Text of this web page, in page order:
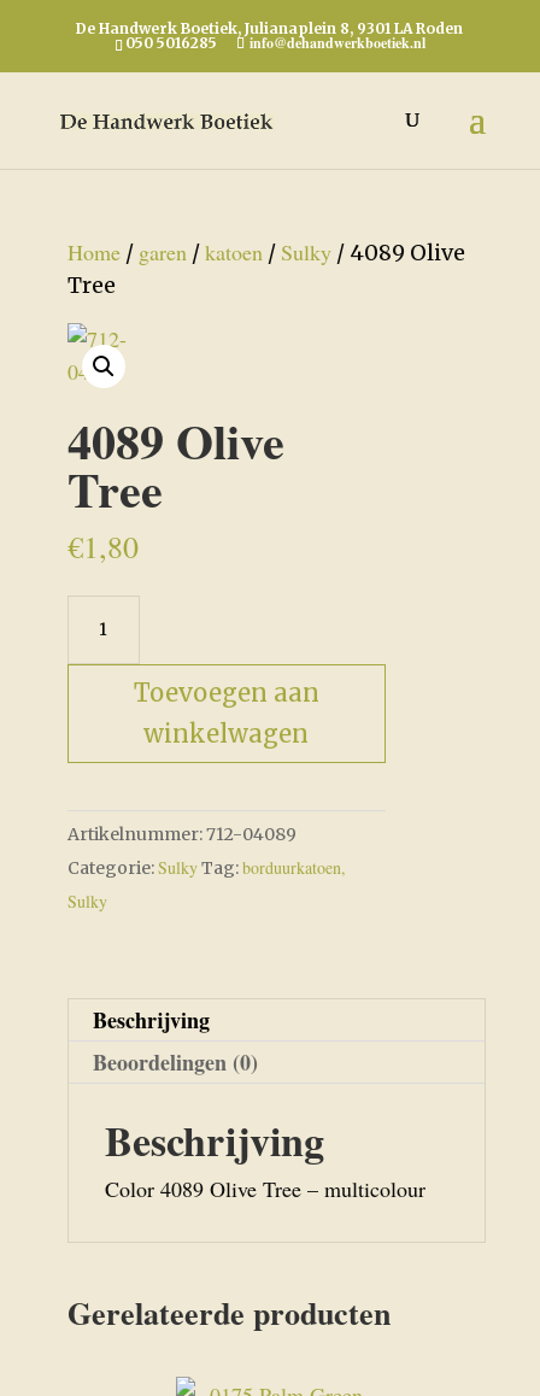
De Handwerk Boetiek, Julianaplein 8, 9301 LA Roden
050 5016285
info@dehandwerkboetiek.nl
Home/ garen/katoen/ Sulky/ 4089 Olive
Tree
4089 Olive
Tree
€1,80
Olive
Toevoegen aan
winkelwagen
Artikelnummer:712-04089
Categorie:SulkyTag:borduurkatoen,
Sulky
Beschrijving
Beoordelingen (0)
Beschrijving
Color 4089 Olive Tree – multicolour
Gerelateerde producten